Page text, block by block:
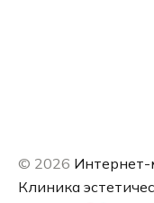
© 2026 Интернет-
Клиника